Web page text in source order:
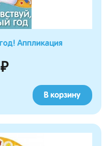
Аппликация
В корзину